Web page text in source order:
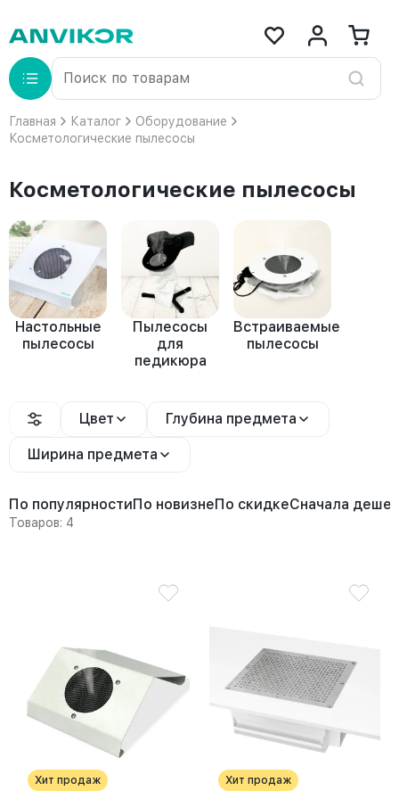
Главная Каталог
Оборудование
Косметологические пылесосы
Косметологические пылесосы
Настольные
пылесосы
Пылесосы
для
педикюра
Встраиваемые
пылесосы
Цвет Глубина предмета
Ширина предмета
По популярностиПо новизнеПо скидкеСначала
Товаров: 4
Хит продаж Хит продаж